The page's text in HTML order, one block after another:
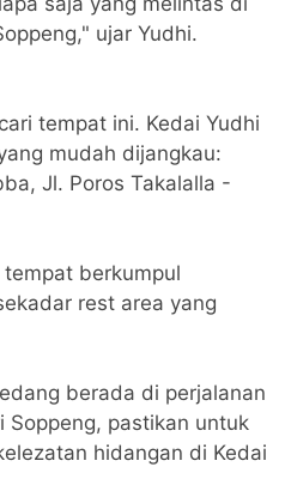
ujar Yudhi.
tempat ini. Kedai Yudhi
mudah dijangkau:
Jl. Poros Takalalla -
berkumpul
rest area yang
berada di perjalanan
Soppeng, pastikan untuk
hidangan di Kedai